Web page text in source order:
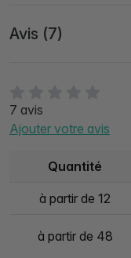
7 avis
Ajouter votre avis
Quantité
à partir de 12
à partir de 48
Avis (7)